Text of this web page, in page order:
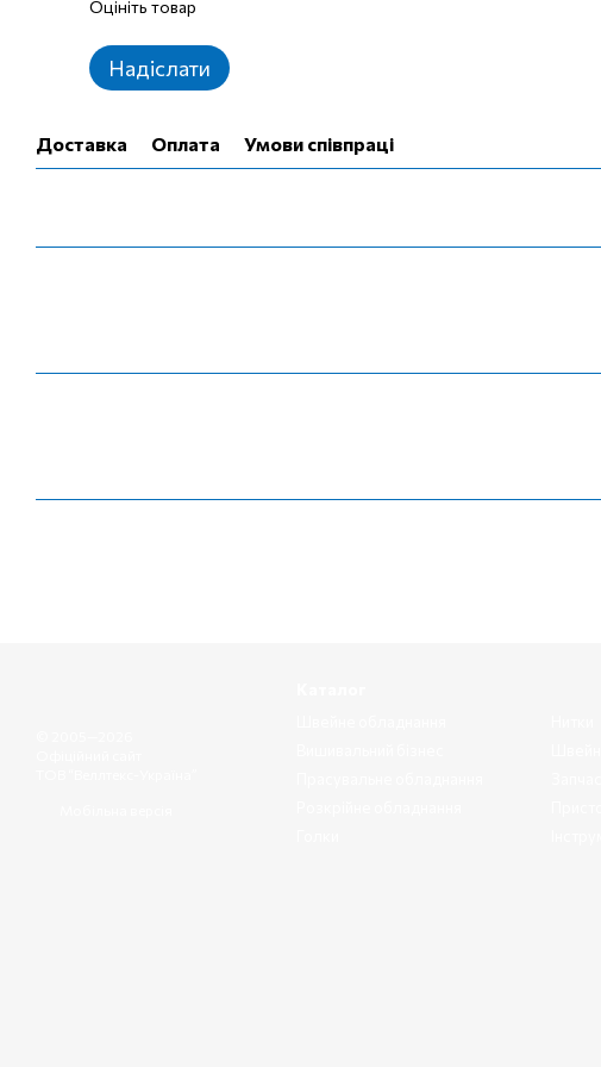
Оцініть товар
Надіслати
Доставка Оплата Умови співпраці